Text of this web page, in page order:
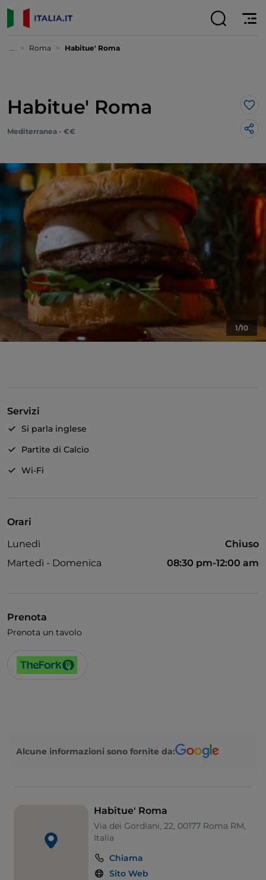
... Roma Habitue' Roma
Habitue' Roma
Mediterranea - €€
1/10
Servizi
Si parla inglese
Partite di Calcio
Wi-Fi
Orari
Lunedì
Chiuso
Martedì - Domenica
08:30 pm-12:00 am
Prenota
Prenota un tavolo
Alcune informazioni sono fornite da:
Habitue' Roma
Via dei Gordiani, 22, 00177 Roma RM,
Italia
Chiama
Sito Web